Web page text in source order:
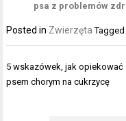
psa z problemów
Posted in Zwierzęta
Nawigacja
wpisu
5 wskazówek, jak opiekować
psem chorym na cukrzycę